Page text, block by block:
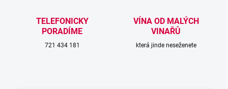
TELEFONICKY
PORADÍME
721 434 181
VÍNA OD MALÝCH
VINAŘŮ
která jinde neseženete